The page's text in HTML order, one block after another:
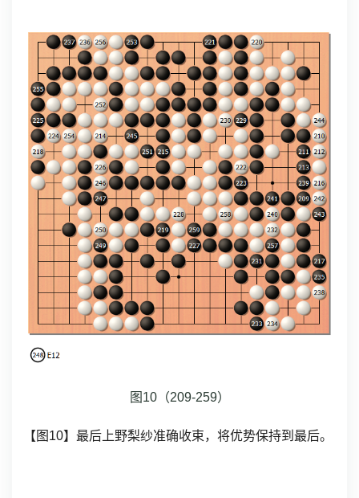
图10（209-259）
【图10】最后上野梨纱准确收束，将优势保持到最后。